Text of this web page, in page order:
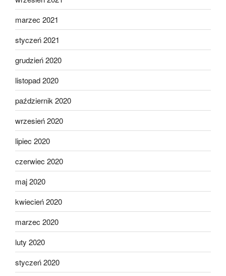
marzec 2021
styczeń 2021
grudzień 2020
listopad 2020
październik 2020
wrzesień 2020
lipiec 2020
czerwiec 2020
maj 2020
kwiecień 2020
marzec 2020
luty 2020
styczeń 2020